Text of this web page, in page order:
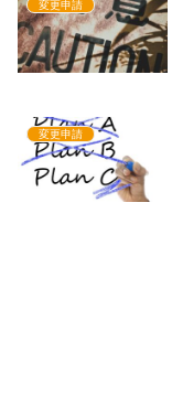
変更申請
変更申請